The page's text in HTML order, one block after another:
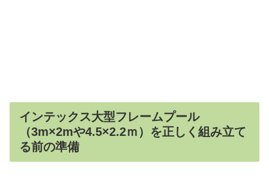
インテックス大型フレームプール
（3m×2mや4.5×2.2ｍ）を正しく組み立て
る前の準備